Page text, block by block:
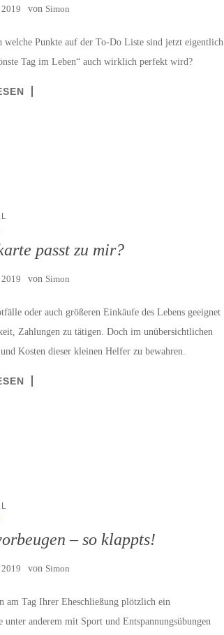
von Simon
Punkte auf der To-Do Liste sind jetzt eigentlich
Tag im Leben“ auch wirklich perfekt wird?
passt zu mir?
von Simon
oder auch größeren Einkäufe des Lebens geeignet
Zahlungen zu tätigen. Doch im unübersichtlichen
Kosten dieser kleinen Helfer zu bewahren.
– so klappts!
von Simon
am Tag Ihrer Eheschließung plötzlich ein
anderem mit Sport und Entspannungsübungen